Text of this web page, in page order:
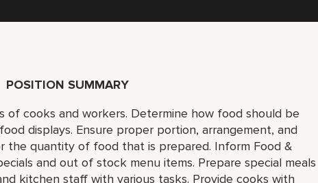
POSITION SUMMARY
of cooks and workers. Determine how food should be
displays. Ensure proper portion, arrangement, and
the quantity of food that is prepared. Inform Food &
and out of stock menu items. Prepare special meals
kitchen staff with various tasks. Provide cooks with